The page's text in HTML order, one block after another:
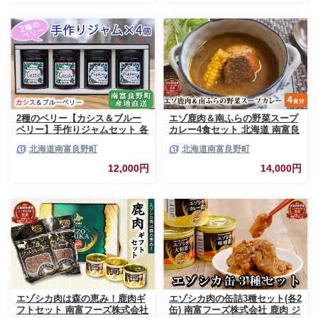
2種のベリー【カシス＆ブルー
ベリー】手作りジャムセット 各
ベリー カシス ブルーベリー ソ
ース 果実 てんさい糖 無農薬 甘
北海道南富良野町
12,000円
エゾ鹿肉＆南ふらの野菜スープ
カレー4食セット 北海道 南富良
スープカレー セット 詰合せ 加
北海道南富良野町
14,000円
エゾシカ肉は森の恵み！鹿肉ギ
フトセット 南富フーズ株式会社
エゾシカ肉の缶詰3種セット(各2
缶) 南富フーズ株式会社 鹿肉 ジ